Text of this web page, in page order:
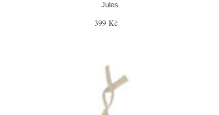
Jules
399 Kč